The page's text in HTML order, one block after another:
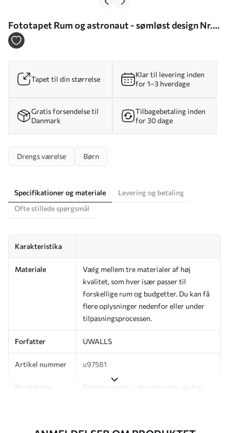
Fototapet Rum og astronaut - sømløst design Nr.
u97581
Tapet til din størrelse
Klar til levering inden
for 1–3 hverdage
Gratis forsendelse til
Danmark
Tilbagebetaling inden
for 30 dage
Drengs værelse Børn
Specifikationer og materiale
Levering og betaling
Ofte stillede spørgsmål
Karakteristika
Materiale
Vælg mellem tre materialer af høj
kvalitet, som hver især passer til
forskellige rum og budgetter. Du kan få
flere oplysninger nedenfor eller under
tilpasningsprocessen.
Forfatter UWALLS
Artikel nummer u97581
Produktion
Billedet printes i den størrelse, du har